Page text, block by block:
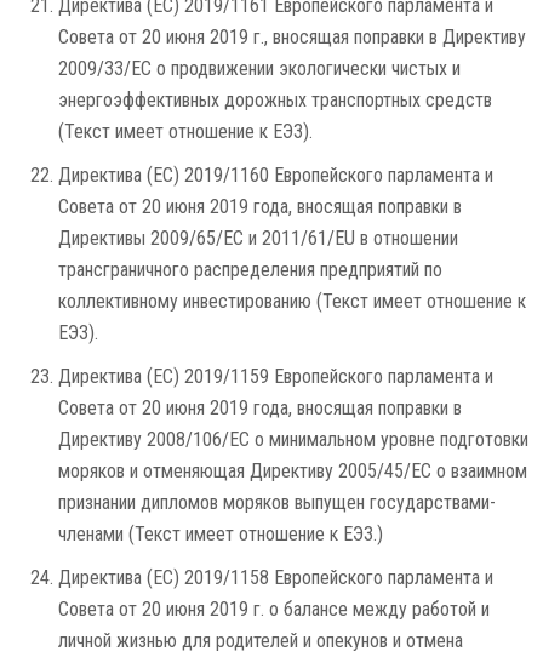
Директива (ЕС) 2019/1161 Европейского парламента и
Совета от 20 июня 2019 г., вносящая поправки в Директиву
2009/33/EC о продвижении экологически чистых и
энергоэффективных дорожных транспортных средств
(Текст имеет отношение к ЕЭЗ).
Директива (ЕС) 2019/1160 Европейского парламента и
Совета от 20 июня 2019 года, вносящая поправки в
Директивы 2009/65/EC и 2011/61/EU в отношении
трансграничного распределения предприятий по
коллективному инвестированию (Текст имеет отношение к
ЕЭЗ).
Директива (ЕС) 2019/1159 Европейского парламента и
Совета от 20 июня 2019 года, вносящая поправки в
Директиву 2008/106/EC о минимальном уровне подготовки
моряков и отменяющая Директиву 2005/45/EC о взаимном
признании дипломов моряков выпущен государствами-
членами (Текст имеет отношение к ЕЭЗ.)
Директива (ЕС) 2019/1158 Европейского парламента и
Совета от 20 июня 2019 г. о балансе между работой и
личной жизнью для родителей и опекунов и отмена